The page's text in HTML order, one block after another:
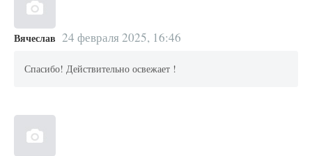
Вячеслав 24 февраля 2025, 16:46
Спасибо! Действительно освежает !